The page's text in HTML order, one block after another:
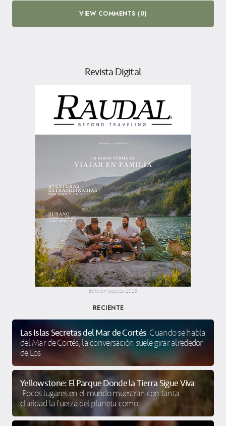
VIEW COMMENTS (0)
Revista Digital
Edición agosto 2026
RECIENTE
Las Islas Secretas del Mar de Cortés Cuando se habla
del Mar de Cortés, la conversación suele girar alrededor
de Los
Yellowstone: El Parque Donde la Tierra Sigue Viva
Pocos lugares en el mundo muestran con tanta
claridad la fuerza del planeta como